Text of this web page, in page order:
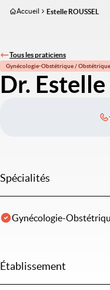
Aller
principal
Accueil Estelle ROUSSEL
Tous les praticiens
Gynécologie-Obstétrique / Obstétrique
Dr. Estelle
Spécialités
Gynécologie-
Établissement